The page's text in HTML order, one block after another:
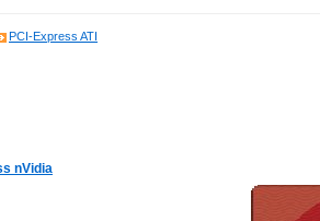
PCI-Express ATI
nVidia